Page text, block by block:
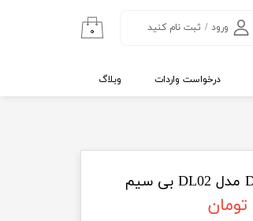
ورود / ثبت نام کنید
تغییر گذر واژه
کاربری
۰
درخواست واردات وبلاگ